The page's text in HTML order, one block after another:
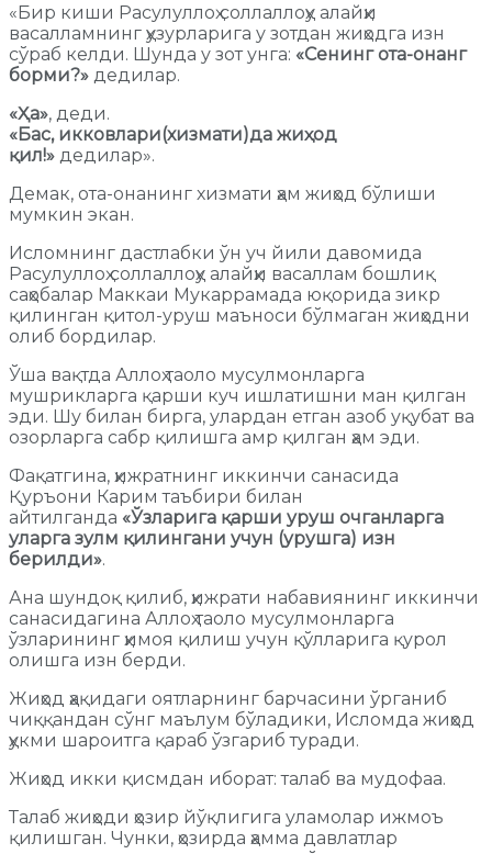
«Бир киши Расулуллоҳ соллаллоҳу алайҳи
васалламнинг ҳузурларига у зотдан жиҳодга изн
сўраб келди. Шунда у зот унга: «Сенинг ота-онанг
борми?» дедилар.
«Ҳа», деди.
«Бас, икковлари(хизмати)да жиҳод
қил!» дедилар».
Демак, ота-онанинг хизмати ҳам жиҳод бўлиши
мумкин экан.
Исломнинг дастлабки ўн уч йили давомида
Расулуллоҳ соллаллоҳу алайҳи васаллам бошлиқ
саҳобалар Маккаи Мукаррамада юқорида зикр
қилинган қитол-уруш маъноси бўлмаган жиҳодни
олиб бордилар.
Ўша вақтда Аллоҳ таоло мусулмонларга
мушрикларга қарши куч ишлатишни ман қилган
эди. Шу билан бирга, улардан етган азоб уқубат ва
озорларга сабр қилишга амр қилган ҳам эди.
Фақатгина, ҳижратнинг иккинчи санасида
Қуръони Карим таъбири билан
айтилганда «Ўзларига қарши уруш очганларга
уларга зулм қилингани учун (урушга) изн
берилди».
Ана шундоқ қилиб, ҳижрати набавиянинг иккинчи
санасидагина Аллоҳ таоло мусулмонларга
ўзларининг ҳимоя қилиш учун қўлларига қурол
олишга изн берди.
Жиҳод ҳақидаги оятларнинг барчасини ўрганиб
чиққандан сўнг маълум бўладики, Исломда жиҳод
ҳукми шароитга қараб ўзгариб туради.
Жиҳод икки қисмдан иборат: талаб ва мудофаа.
Талаб жиҳоди ҳозир йўқлигига уламолар ижмоъ
қилишган. Чунки, ҳозирда ҳамма давлатлар